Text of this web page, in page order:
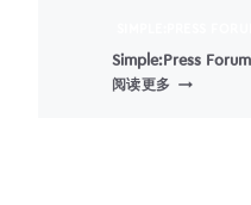
Simple:Press
阅读更多